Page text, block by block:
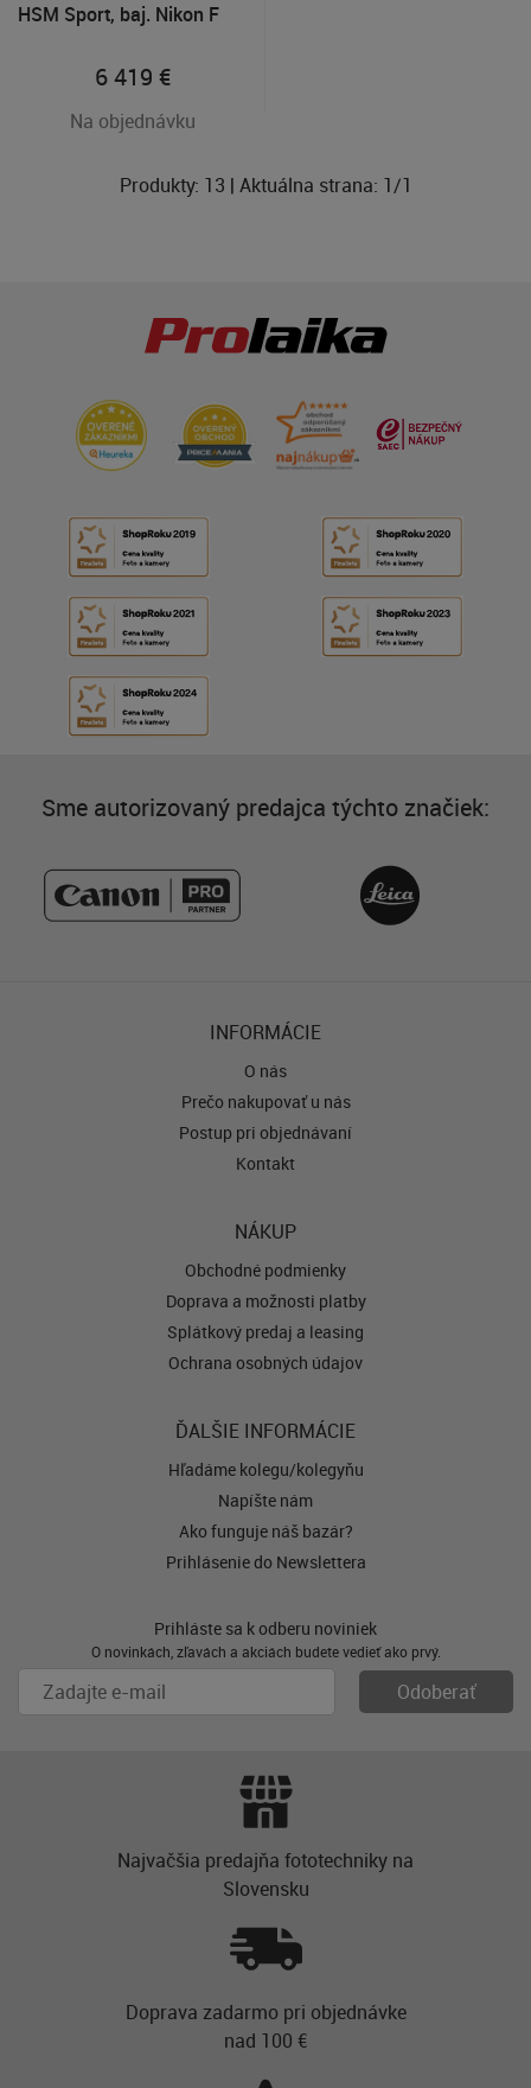
HSM Sport, baj. Nikon F
6 419 €
Na objednávku
Produkty: 13 | Aktuálna strana: 1/1
Sme autorizovaný predajca týchto značiek:
INFORMÁCIE
O nás
Prečo nakupovať u nás
Postup pri objednávaní
Kontakt
NÁKUP
Obchodné podmienky
Doprava a možnosti platby
Splátkový predaj a leasing
Ochrana osobných údajov
ĎALŠIE INFORMÁCIE
Hľadáme kolegu/kolegyňu
Napíšte nám
Ako funguje náš bazár?
Prihlásenie do Newslettera
Prihláste sa k odberu noviniek
O novinkách, zľavách a akciách budete vedieť ako prvý.
Najvačšia predajňa fototechniky na
Slovensku
Doprava zadarmo pri objednávke
nad 100 €